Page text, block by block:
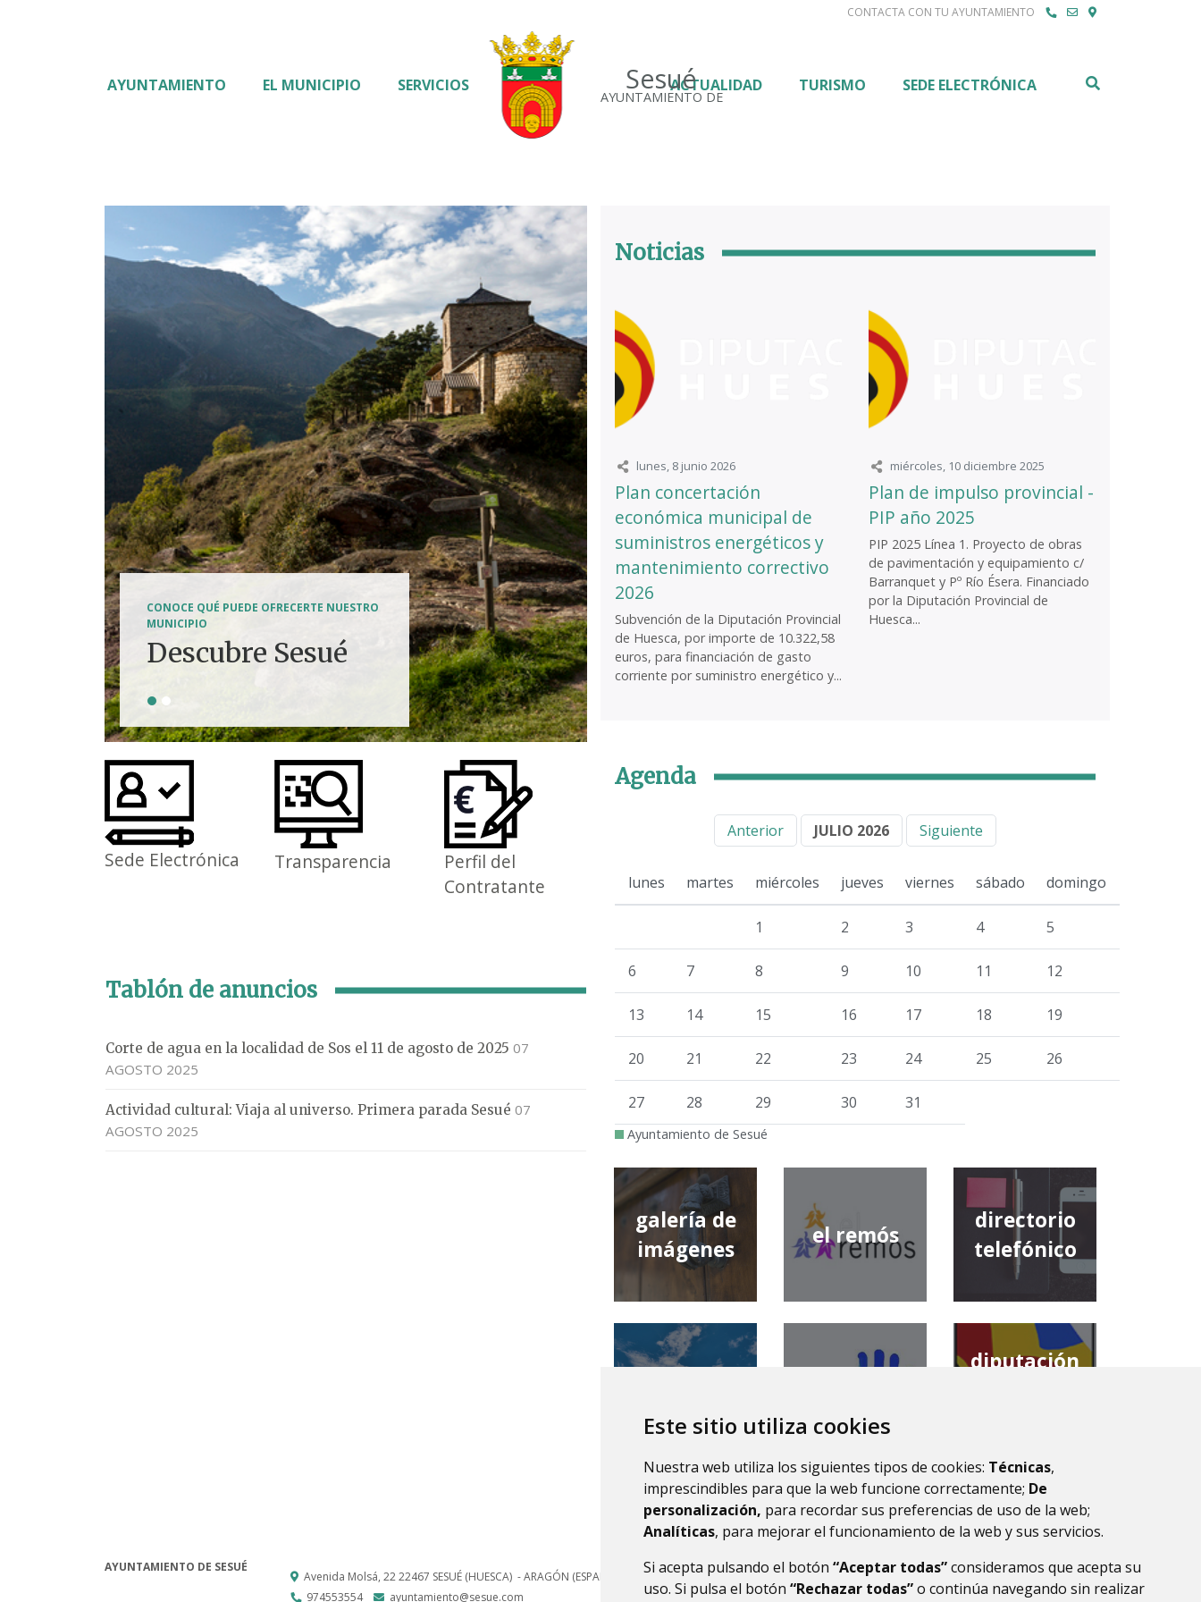
Este sitio utiliza cookies
Nuestra web utiliza los siguientes tipos de cookies: Técnicas,
imprescindibles para que la web funcione correctamente; De
personalización, para recordar sus preferencias de uso de la web;
Analíticas, para mejorar el funcionamiento de la web y sus servicios.
Si acepta pulsando el botón “Aceptar todas”consideramos que acepta su
uso. Si pulsa el botón “Rechazar todas”o continúa navegando sin realizar
CONTACTA CON TU AYUNTAMIENTO
Sesué
AYUNTAMIENTO DE
AYUNTAMIENTO EL MUNICIPIO SERVICIOS ACTUALIDAD TURISMO SEDE ELECTRÓNICA
CONOCE QUÉ PUEDE OFRECERTE NUESTRO
MUNICIPIO
Descubre Sesué
Tierra de
aventuras
Sede Electrónica Transparencia
Perfil del
Contratante
Tablón de anuncios
Corte de agua en la localidad de Sos el 11 de agosto de 2025 07
AGOSTO 2025
Actividad cultural: Viaja al universo. Primera parada Sesué 07
AGOSTO 2025
Noticias
lunes, 8 junio 2026
Plan concertación
económica municipal de
suministros energéticos y
mantenimiento correctivo
2026
Subvención de la Diputación Provincial
de Huesca, por importe de 10.322,58
euros, para financiación de gasto
corriente por suministro energético y...
miércoles, 10 diciembre 2025
Plan de impulso provincial -
PIP año 2025
PIP 2025 Línea 1. Proyecto de obras
de pavimentación y equipamiento c/
Barranquet y Pº Río Ésera. Financiado
por la Diputación Provincial de
Huesca...
Agenda
Anterior JULIO 2026 Siguiente
lunes martes miércoles jueves viernes sábado domingo
1 2 3 4 5
6 7 8 9 10 11 12
13 14 15 16 17 18 19
20 21 22 23 24 25 26
27 28 29 30 31
Ayuntamiento de Sesué
galería de
imágenes
el remós
directorio
telefónico
qué tiempo
comarca de
diputación
AYUNTAMIENTO DE SESUÉ
Avenida Molsá, 2222467 SESUÉ (HUESCA) - ARAGÓN (ESPAÑA)
974553554
ayuntamiento@sesue.com